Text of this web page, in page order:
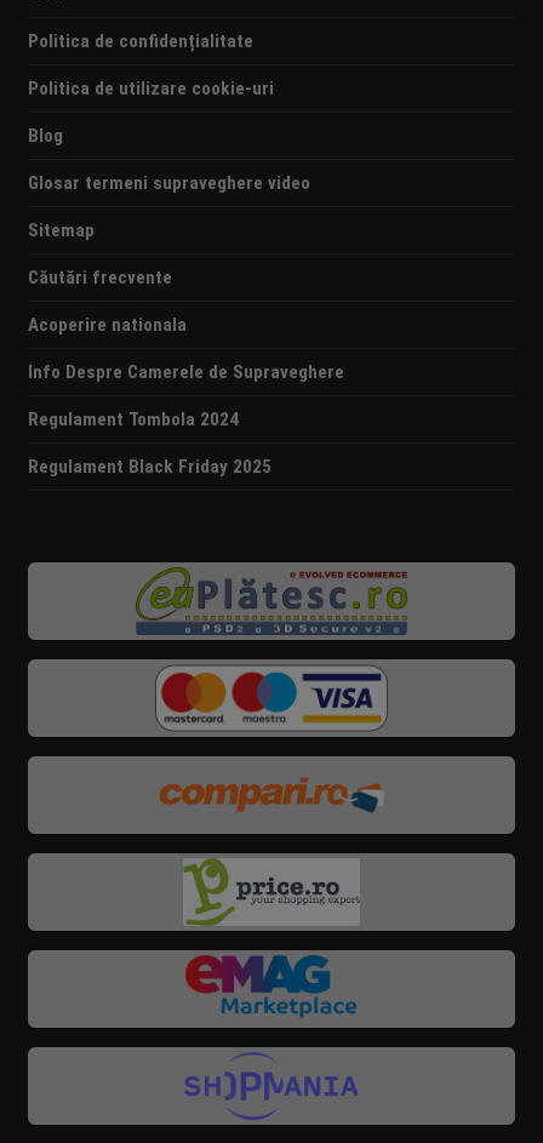
Politica de confidențialitate
Politica de utilizare cookie-uri
Blog
Glosar termeni supraveghere video
Sitemap
Căutări frecvente
Acoperire nationala
Info Despre Camerele de Supraveghere
Regulament Tombola 2024
Regulament Black Friday 2025